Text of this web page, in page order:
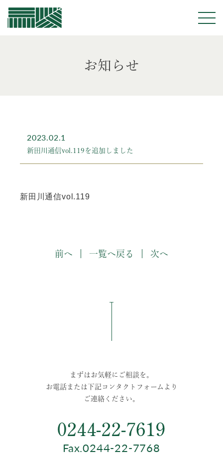
お知らせ
2023.02.1
新田川通信vol.119を追加しました
新田川通信vol.119
前へ 一覧へ戻る 次へ
まずはお気軽にご相談を。
お電話または下記コンタクトフォームより
ご連絡ください。
0244-22-7619
Fax.0244-22-7768